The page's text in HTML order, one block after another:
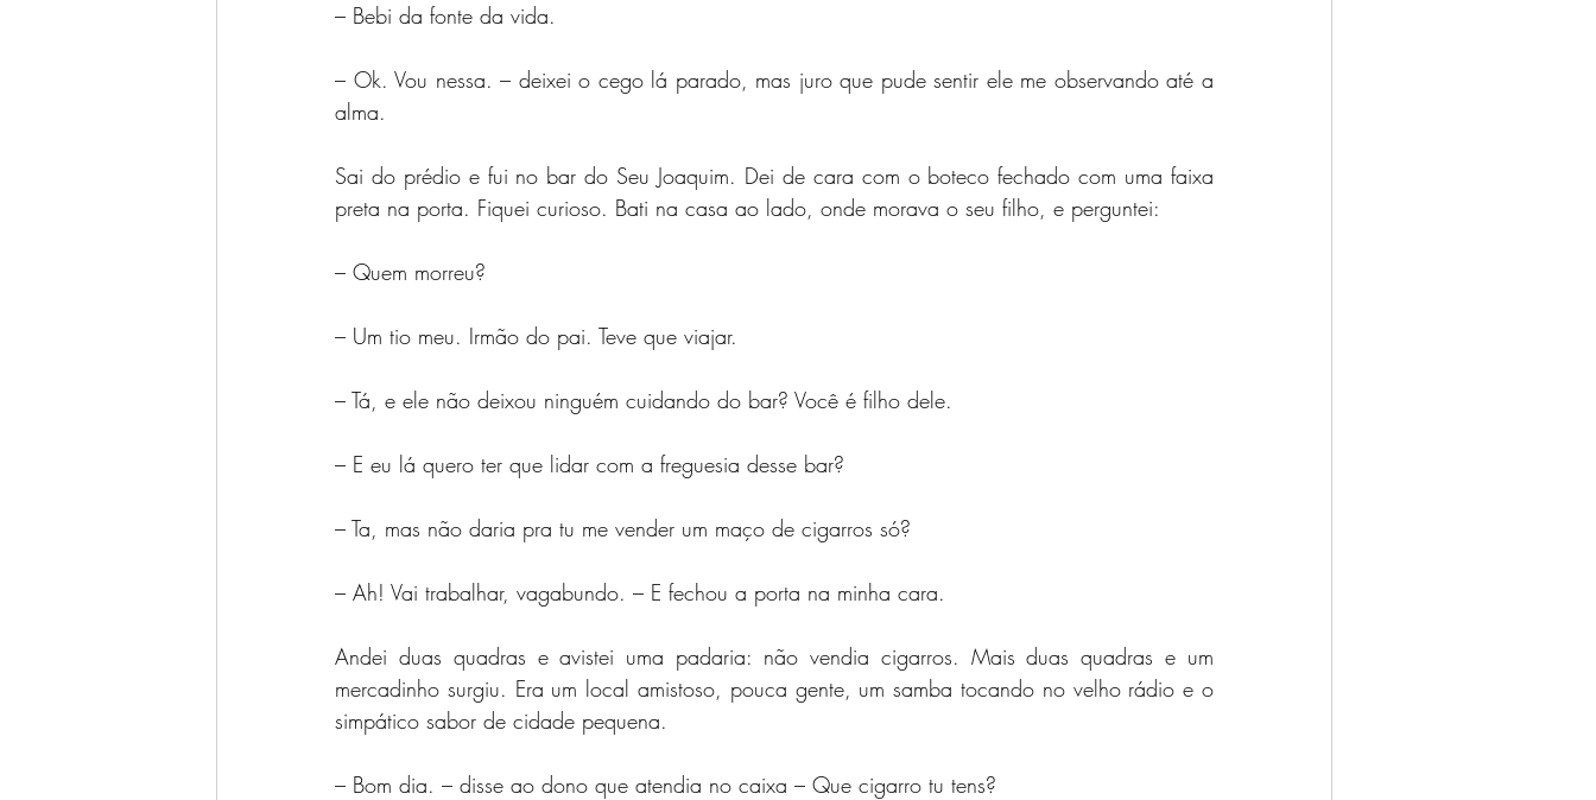
– Bebi da fonte da vida.
– Ok. Vou nessa. – deixei o cego lá parado, mas juro que pude sentir ele me observando até a
alma.
Sai do prédio e fui no bar do Seu Joaquim. Dei de cara com o boteco fechado com uma faixa
preta na porta. Fiquei curioso. Bati na casa ao lado, onde morava o seu filho, e perguntei:
– Quem morreu?
– Um tio meu. Irmão do pai. Teve que viajar.
– Tá, e ele não deixou ninguém cuidando do bar? Você é filho dele.
– E eu lá quero ter que lidar com a freguesia desse bar?
– Ta, mas não daria pra tu me vender um maço de cigarros só?
– Ah! Vai trabalhar, vagabundo. – E fechou a porta na minha cara.
Andei duas quadras e avistei uma padaria: não vendia cigarros. Mais duas quadras e um
mercadinho surgiu. Era um local amistoso, pouca gente, um samba tocando no velho rádio e o
simpático sabor de cidade pequena.
– Bom dia. – disse ao dono que atendia no caixa – Que cigarro tu tens?